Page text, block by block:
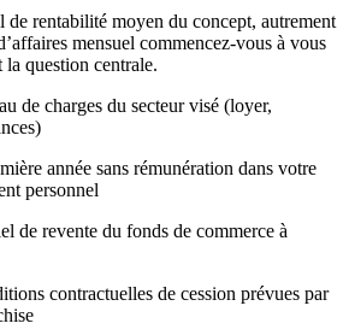
de rentabilité moyen du concept, autrement
mensuel commencez-vous à vous
la question centrale.
de charges du secteur visé (loyer,
année sans rémunération dans votre
personnel
de revente du fonds de commerce à
contractuelles de cession prévues par